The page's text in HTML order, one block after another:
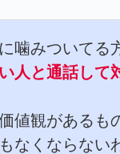
噛みついて
人と通話して
値観があるも
なくならない